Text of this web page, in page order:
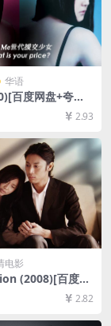
华语
百度网盘+夸克
清未删减资源]
放/下载][MP4/5.
2.93
电影
(2008)[百度网
资源1080P超清
7.3GB][日语中
2.82